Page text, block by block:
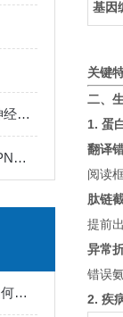
组蛋白 H3Q5 单胺化如何把“神经递质波动”转译为“染色质节律”
双重靶向肿瘤与髓系细胞：GPNMB CAR-T 细胞重塑免疫微环境
药物临床前CRO是什么？它如何帮助新药从实验室走向人体试验？
基因
关键
二、
1. 蛋
翻译
阅读
肽链
提前
异常
错误
2. 疾